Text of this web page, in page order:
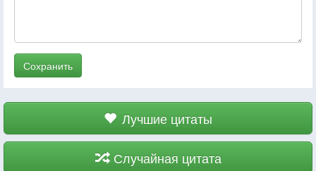
Сохранить
Лучшие цитаты
Случайная цитата